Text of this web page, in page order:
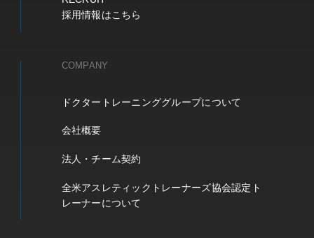
採用情報はこちら
COMPANY
ドクタートレーニンググループについて
会社概要
法人・チーム契約
全米アスレティックトレーナーズ協会認定ト
レーナーについて